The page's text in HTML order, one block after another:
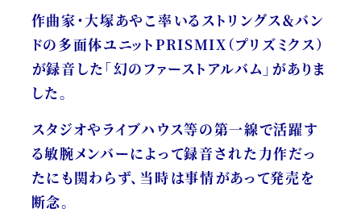
作曲家・大塚あやこ率いるストリングス＆バン
ドの多面体ユニットPRISMIX（プリズミクス）
が録音した「幻のファーストアルバム」がありま
した。
スタジオやライブハウス等の第一線で活躍す
る敏腕メンバーによって録音された力作だっ
たにも関わらず、当時は事情があって発売を
断念。